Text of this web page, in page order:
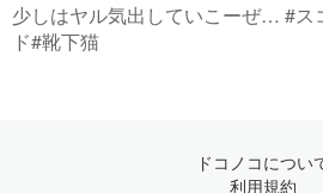
少しはヤル気出していこーぜ… #ス
ド#靴下猫
ドコノコについ
利用規約